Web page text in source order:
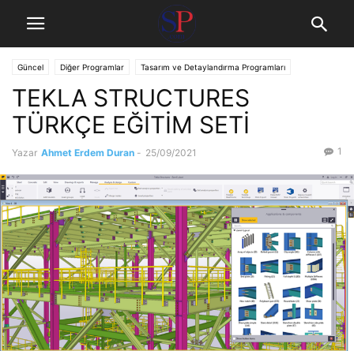
Güncel Diğer Programlar Tasarım ve Detaylandırma Programları
TEKLA STRUCTURES
TÜRKÇE EĞİTİM SETİ
Yazar Ahmet Erdem Duran - 25/09/2021 1